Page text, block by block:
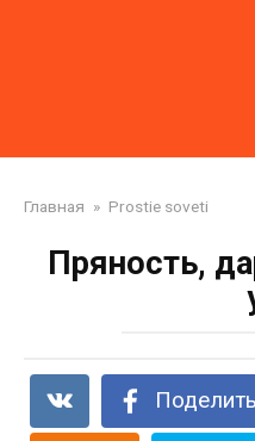
Главная » Prostie soveti
Пряность,